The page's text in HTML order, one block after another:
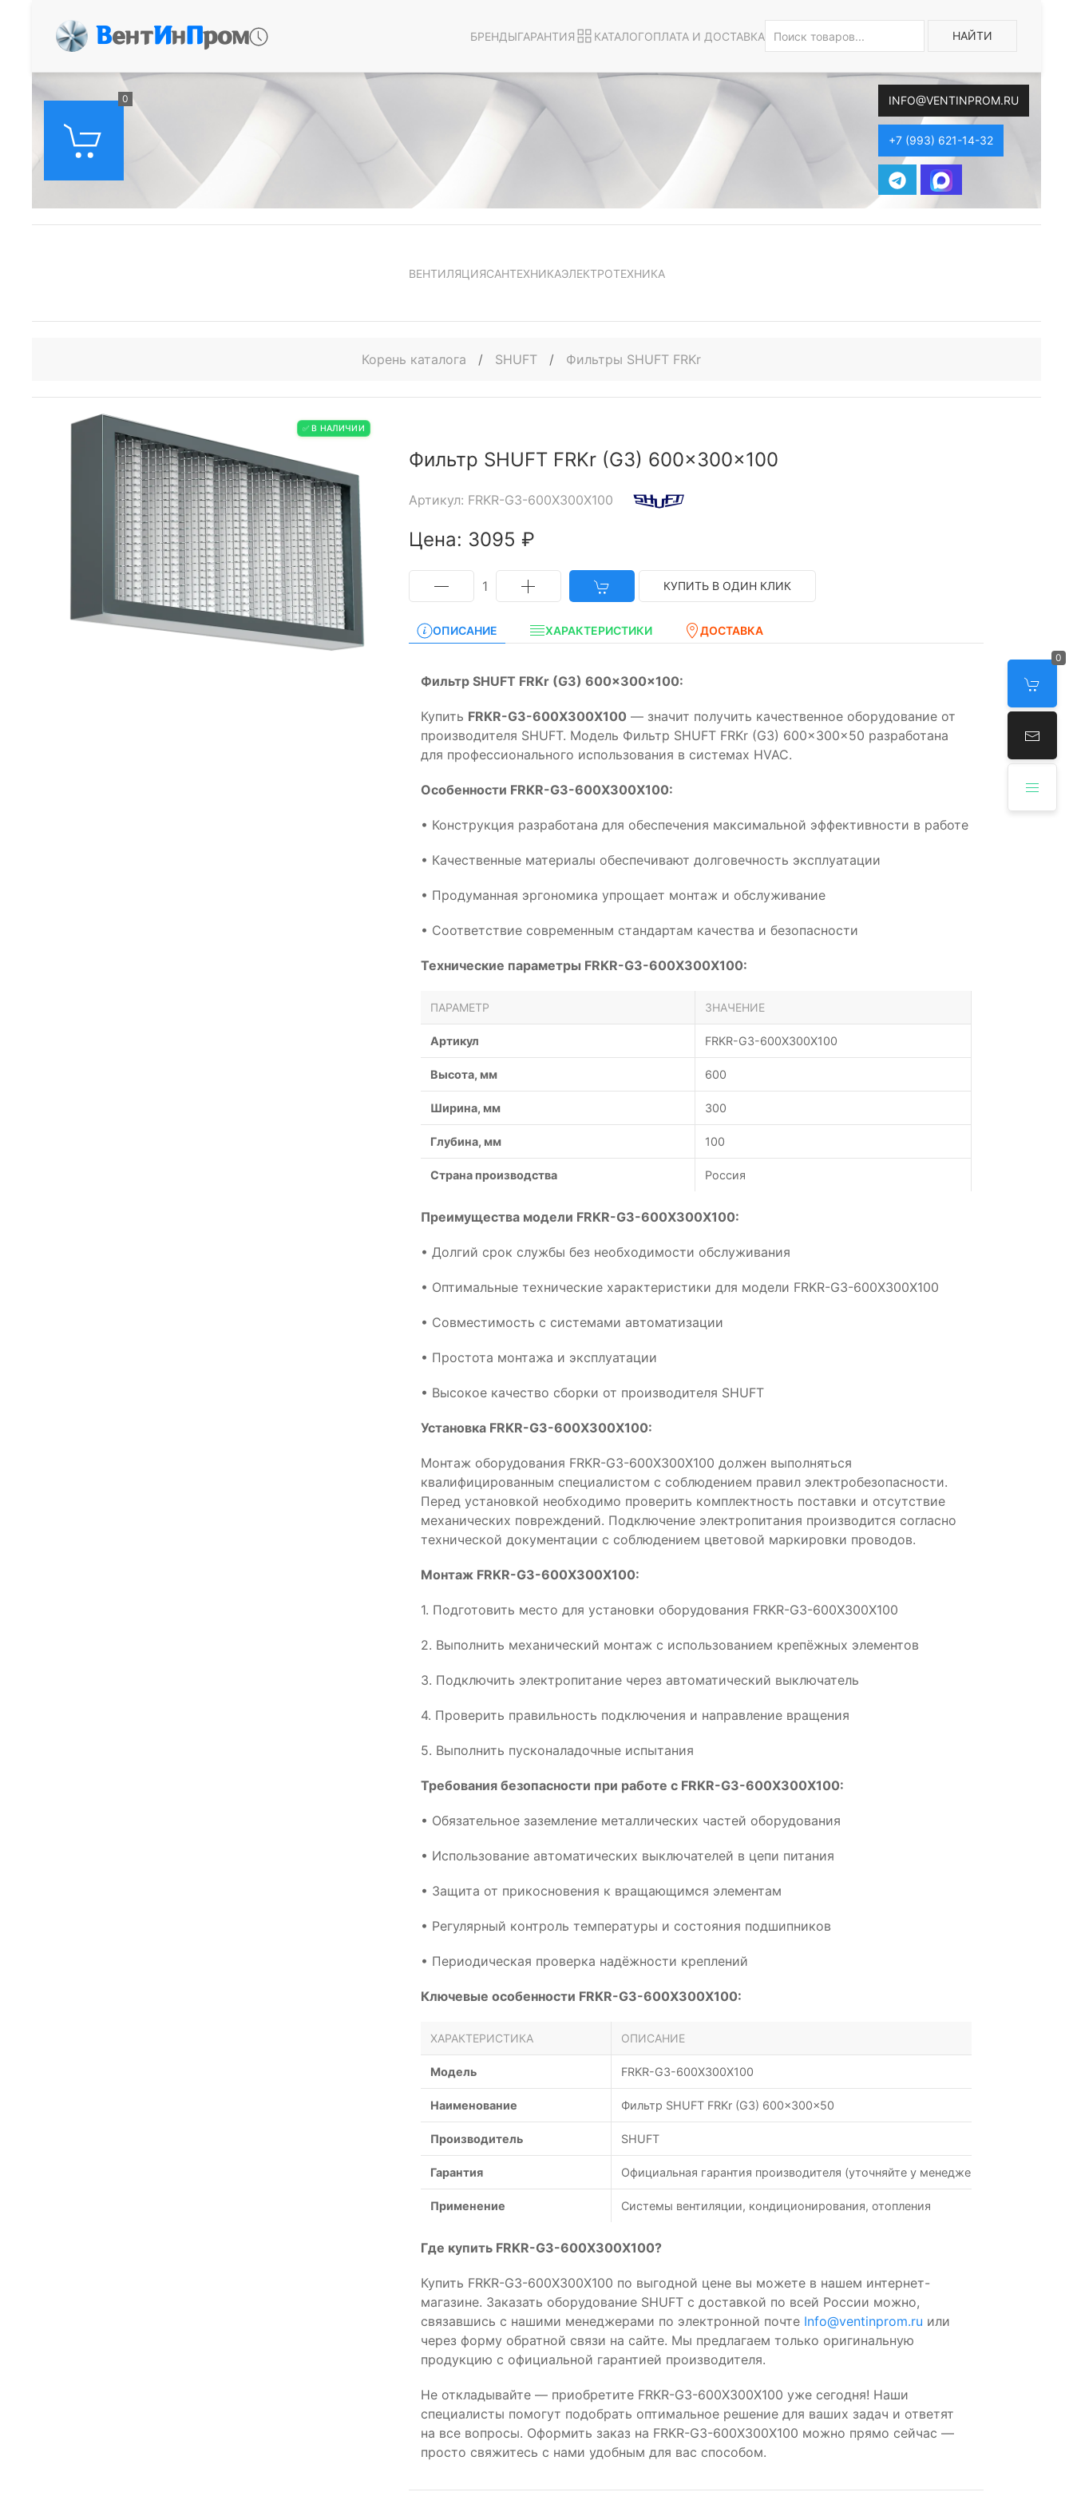
ВентИнПром БРЕНДЫГАРАНТИЯ КАТАЛОГОПЛАТА И ДОСТАВКА НАЙТИ
0 INFO@VENTINPROM.RU
+7 (993) 621-14-32
0
ВЕНТИЛЯЦИЯСАНТЕХНИКАЭЛЕКТРОТЕХНИКА
Корень каталога / SHUFT / Фильтры SHUFT FRKr
✅ В НАЛИЧИИ
Фильтр SHUFT FRKr (G3) 600x300x100
Артикул: FRKR-G3-600X300X100
Цена: 3095 ₽
1 КУПИТЬ В ОДИН КЛИК
ОПИСАНИЕ ХАРАКТЕРИСТИКИ ДОСТАВКА
Фильтр SHUFT FRKr (G3) 600x300x100:
Купить FRKR-G3-600X300X100 — значит получить качественное оборудование от
производителя SHUFT. Модель Фильтр SHUFT FRKr (G3) 600x300x50 разработана
для профессионального использования в системах HVAC.
Особенности FRKR-G3-600X300X100:
• Конструкция разработана для обеспечения максимальной эффективности в работе
• Качественные материалы обеспечивают долговечность эксплуатации
• Продуманная эргономика упрощает монтаж и обслуживание
• Соответствие современным стандартам качества и безопасности
Технические параметры FRKR-G3-600X300X100:
ПАРАМЕТР ЗНАЧЕНИЕ
Артикул FRKR-G3-600X300X100
Высота, мм 600
Ширина, мм 300
Глубина, мм 100
Страна производства Россия
Преимущества модели FRKR-G3-600X300X100:
• Долгий срок службы без необходимости обслуживания
• Оптимальные технические характеристики для модели FRKR-G3-600X300X100
• Совместимость с системами автоматизации
• Простота монтажа и эксплуатации
• Высокое качество сборки от производителя SHUFT
Установка FRKR-G3-600X300X100:
Монтаж оборудования FRKR-G3-600X300X100 должен выполняться
квалифицированным специалистом с соблюдением правил электробезопасности.
Перед установкой необходимо проверить комплектность поставки и отсутствие
механических повреждений. Подключение электропитания производится согласно
технической документации с соблюдением цветовой маркировки проводов.
Монтаж FRKR-G3-600X300X100:
1. Подготовить место для установки оборудования FRKR-G3-600X300X100
2. Выполнить механический монтаж с использованием крепёжных элементов
3. Подключить электропитание через автоматический выключатель
4. Проверить правильность подключения и направление вращения
5. Выполнить пусконаладочные испытания
Требования безопасности при работе с FRKR-G3-600X300X100:
• Обязательное заземление металлических частей оборудования
• Использование автоматических выключателей в цепи питания
• Защита от прикосновения к вращающимся элементам
• Регулярный контроль температуры и состояния подшипников
• Периодическая проверка надёжности креплений
Ключевые особенности FRKR-G3-600X300X100:
ХАРАКТЕРИСТИКА ОПИСАНИЕ
Модель FRKR-G3-600X300X100
Наименование Фильтр SHUFT FRKr (G3) 600x300x50
Производитель SHUFT
Гарантия Официальная гарантия производителя (уточняйте у менеджеров)
Применение Системы вентиляции, кондиционирования, отопления
Где купить FRKR-G3-600X300X100?
Купить FRKR-G3-600X300X100 по выгодной цене вы можете в нашем интернет-
магазине. Заказать оборудование SHUFT с доставкой по всей России можно,
связавшись с нашими менеджерами по электронной почте Info@ventinprom.ru или
через форму обратной связи на сайте. Мы предлагаем только оригинальную
продукцию с официальной гарантией производителя.
Не откладывайте — приобретите FRKR-G3-600X300X100 уже сегодня! Наши
специалисты помогут подобрать оптимальное решение для ваших задач и ответят
на все вопросы. Оформить заказ на FRKR-G3-600X300X100 можно прямо сейчас —
просто свяжитесь с нами удобным для вас способом.